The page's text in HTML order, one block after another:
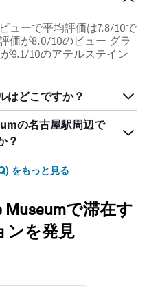
ューで平均評価は7.8/10で
価が8.0/10のビュー グラ
9.1/10のアテルステイン
はどこですか？
の名古屋駅周辺で
？
をもっと見る
で滞在す
ンを発見